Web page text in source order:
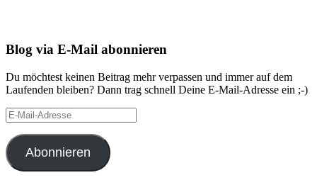
Blog via E-Mail abonnieren
Du möchtest keinen Beitrag mehr verpassen und immer auf dem
Laufenden bleiben? Dann trag schnell Deine E-Mail-Adresse ein ;-)
E-
Mail-
Adresse
Abonnieren